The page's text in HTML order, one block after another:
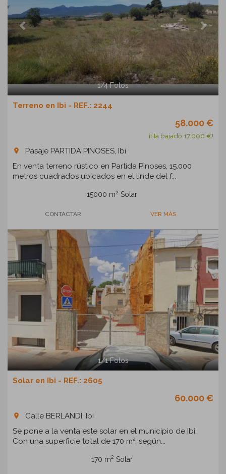
1/4Fotos
Terreno en Ibi - REF.: 2244
58.000 €
¡Ha bajado 17.000 €!
room
Pasaje PARTIDA PINOSES, Ibi
En venta terreno rústico en Partida Pinoses, 15.000
metros cuadrados ubicados en el linde del f...
15000 m2 Solar
CONTACTAR VER MÁS
1/1Fotos
Solar en Ibi - REF.: 2605
60.000 €
room
Calle BERLANDI, Ibi
Se pone a la venta este solar en el municipio de Ibi.
Con una superficie total de 170 m², según...
170 m2 Solar